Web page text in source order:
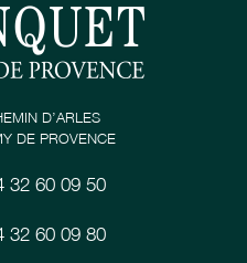
D’ARLES
DE PROVENCE
32 60 09 50
32 60 09 80